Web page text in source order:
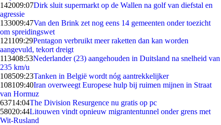
142009:07Dirk sluit supermarkt op de Wallen na golf van diefstal en
agressie
133009:47Van den Brink zet nog eens 14 gemeenten onder toezicht
om spreidingswet
121109:29Pentagon verbruikt meer raketten dan kan worden
aangevuld, tekort dreigt
113408:53Nederlander (23) aangehouden in Duitsland na snelheid van
235 km/u
108509:23Tanken in België wordt nóg aantrekkelijker
108109:40Iran overweegt Europese hulp bij ruimen mijnen in Straat
van Hormuz
63714:04The Division Resurgence nu gratis op pc
58020:44Litouwen vindt opnieuw migrantentunnel onder grens met
Wit-Rusland